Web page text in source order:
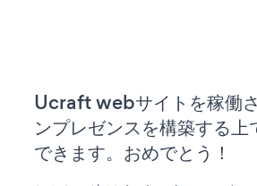
Ucraft webサイトを稼働
ンプレゼンスを構築する
できます。おめでとう！